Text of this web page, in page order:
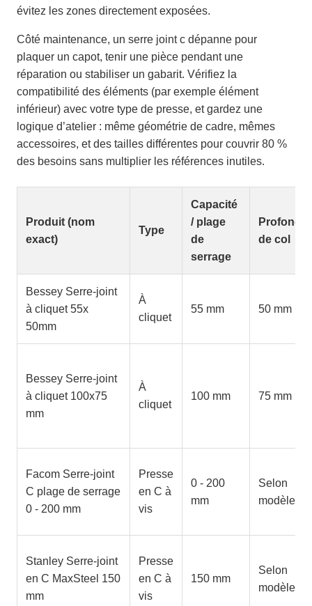
évitez les zones directement exposées.
Côté maintenance, un serre joint c dépanne pour
plaquer un capot, tenir une pièce pendant une
réparation ou stabiliser un gabarit. Vérifiez la
compatibilité des éléments (par exemple élément
inférieur) avec votre type de presse, et gardez une
logique d’atelier : même géométrie de cadre, mêmes
accessoires, et des tailles différentes pour couvrir 80 %
des besoins sans multiplier les références inutiles.
Produit (nom
exact)
Type
Capacité
/ plage
de
serrage
de col
Bessey Serre-joint
à cliquet 55x
50mm
À
cliquet
55 mm 50 mm
Bessey Serre-joint
à cliquet 100x75
mm
À
cliquet
100 mm 75 mm
Facom Serre-joint
C plage de serrage
0 - 200 mm
Presse
en C à
vis
0 - 200
mm
Selon
modèle
Stanley Serre-joint
en C MaxSteel 150
mm
Presse
en C à
vis
150 mm
Selon
modèle